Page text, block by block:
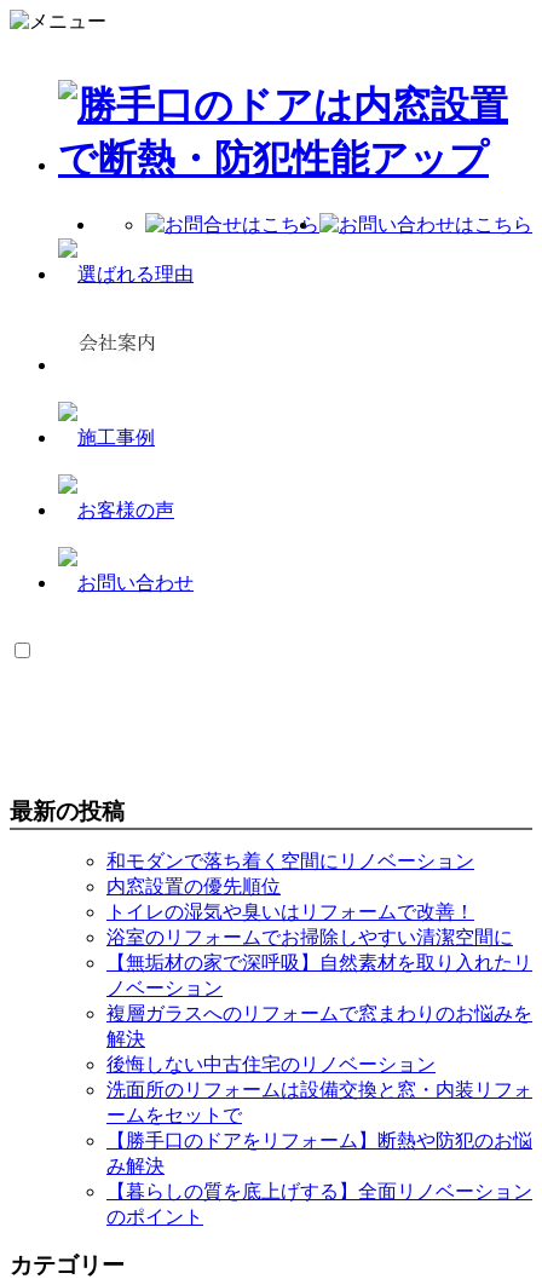
最新の投稿
和モダンで落ち着く空間にリノベーション
内窓設置の優先順位
トイレの湿気や臭いはリフォームで改善！
浴室のリフォームでお掃除しやすい清潔空間に
【無垢材の家で深呼吸】自然素材を取り入れたリ
ノベーション
複層ガラスへのリフォームで窓まわりのお悩みを
解決
後悔しない中古住宅のリノベーション
洗面所のリフォームは設備交換と窓・内装リフォ
ームをセットで
【勝手口のドアをリフォーム】断熱や防犯のお悩
み解決
【暮らしの質を底上げする】全面リノベーション
のポイント
カテゴリー